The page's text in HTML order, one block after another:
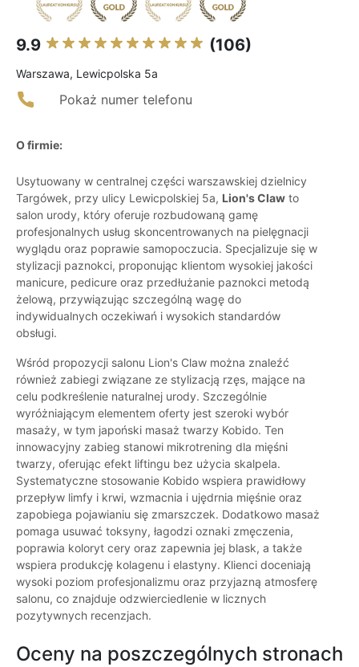
9.9 (106)
Warszawa, Lewicpolska 5a
Pokaż numer telefonu
O firmie:
Usytuowany w centralnej części warszawskiej dzielnicy
Targówek, przy ulicy Lewicpolskiej 5a, Lion's Claw to
salon urody, który oferuje rozbudowaną gamę
profesjonalnych usług skoncentrowanych na pielęgnacji
wyglądu oraz poprawie samopoczucia. Specjalizuje się w
stylizacji paznokci, proponując klientom wysokiej jakości
manicure, pedicure oraz przedłużanie paznokci metodą
żelową, przywiązując szczególną wagę do
indywidualnych oczekiwań i wysokich standardów
obsługi.
Wśród propozycji salonu Lion's Claw można znaleźć
również zabiegi związane ze stylizacją rzęs, mające na
celu podkreślenie naturalnej urody. Szczególnie
wyróżniającym elementem oferty jest szeroki wybór
masaży, w tym japoński masaż twarzy Kobido. Ten
innowacyjny zabieg stanowi mikrotrening dla mięśni
twarzy, oferując efekt liftingu bez użycia skalpela.
Systematyczne stosowanie Kobido wspiera prawidłowy
przepływ limfy i krwi, wzmacnia i ujędrnia mięśnie oraz
zapobiega pojawianiu się zmarszczek. Dodatkowo masaż
pomaga usuwać toksyny, łagodzi oznaki zmęczenia,
poprawia koloryt cery oraz zapewnia jej blask, a także
wspiera produkcję kolagenu i elastyny. Klienci doceniają
wysoki poziom profesjonalizmu oraz przyjazną atmosferę
salonu, co znajduje odzwierciedlenie w licznych
pozytywnych recenzjach.
Oceny na poszczególnych stronach